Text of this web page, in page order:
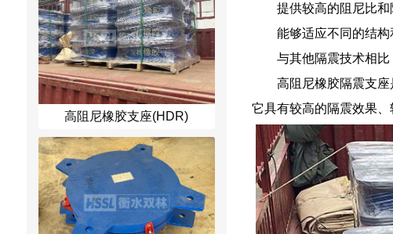
高阻尼橡胶支座(HDR)
提供较高的阻尼比和
能够适应不同的结构
与其他隔震技术相比
高阻尼橡胶隔震支
它具有较高的隔震效果